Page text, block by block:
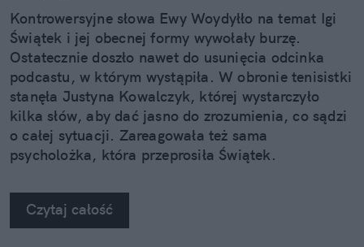
Kontrowersyjne słowa Ewy Woydyłło na temat Igi
Świątek i jej obecnej formy wywołały burzę.
Ostatecznie doszło nawet do usunięcia odcinka
podcastu, w którym wystąpiła. W obronie tenisistki
stanęła Justyna Kowalczyk, której wystarczyło
kilka słów, aby dać jasno do zrozumienia, co sądzi
o całej sytuacji. Zareagowała też sama
psycholożka, która przeprosiła Świątek.
Czytaj całość